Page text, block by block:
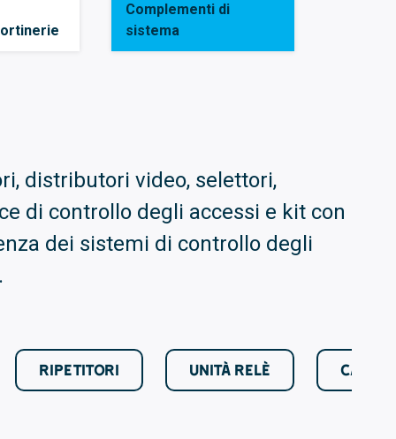
Complementi di
sistema
distributori video, selettori,
di controllo degli accessi e kit con
dei sistemi di controllo degli
RIPETITORI UNITÀ RELÈ CAVI